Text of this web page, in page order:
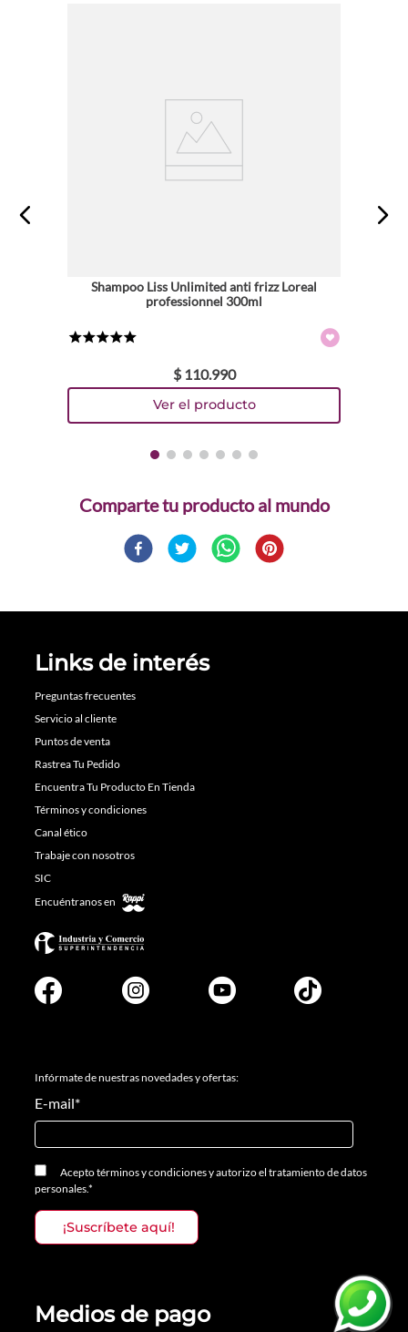
Shampoo Liss Unlimited anti frizz Loreal
professionnel 300ml
$ 110.990
Comparte
Links de interés
Preguntas frecuentes
Servicio al cliente
Puntos de venta
Rastrea Tu Pedido
Encuentra Tu Producto En Tienda
Términos y condiciones
Canal ético
Trabaje con nosotros
SIC
Encuéntranos en
Infórmate de nuestras novedades y ofertas:
E-mail*
Aceptotérminos y condicionesyautorizo el tratamiento de datos
personales.*
Medios de pago